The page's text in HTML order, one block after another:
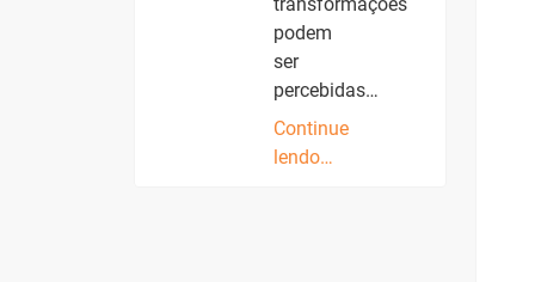
podem
ser
percebidas…
Continue
lendo…